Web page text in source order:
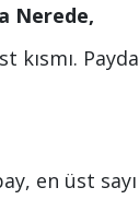
Nerede,
kısmı.
en üst